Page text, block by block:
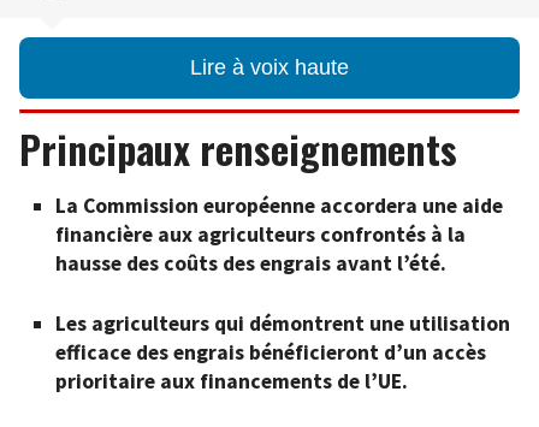
Lire à voix haute
Principaux renseignements
La Commission européenne accordera une aide
financière aux agriculteurs confrontés à la
hausse des coûts des engrais avant l’été.
Les agriculteurs qui démontrent une utilisation
efficace des engrais bénéficieront d’un accès
prioritaire aux financements de l’UE.